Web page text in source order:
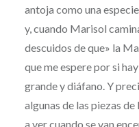
antoja como una
y, cuando Marisol
descuidos de que» la
que me espere por si
grande y diáfano. Y
algunas de las piezas
a ver cuando se van